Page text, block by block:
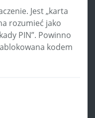
Jest „karta
rozumieć jako
PIN”. Powinno
kodem